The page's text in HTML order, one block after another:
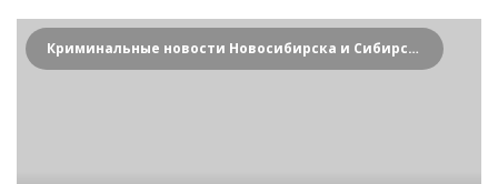
Криминальные новости Новосибирска и Сибирского региона